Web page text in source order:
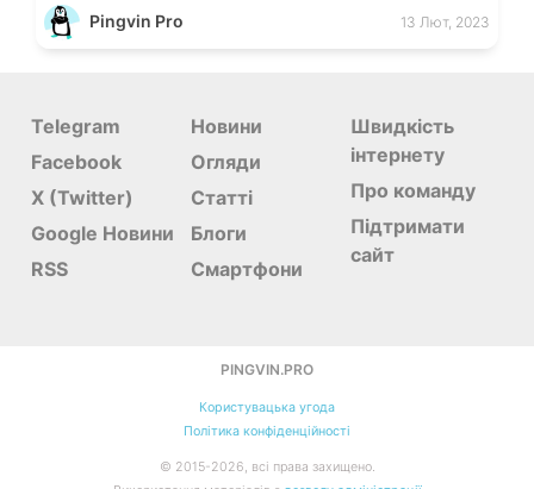
Pingvin Pro 13 Лют, 2023
Telegram
Facebook
X (Twitter)
Google Новини
RSS
Новини
Огляди
Статті
Блоги
Смартфони
Швидкість
інтернету
Про команду
Підтримати
сайт
PINGVIN.PRO
Користувацька угода
Політика конфіденційності
© 2015-2026, всі права захищено.